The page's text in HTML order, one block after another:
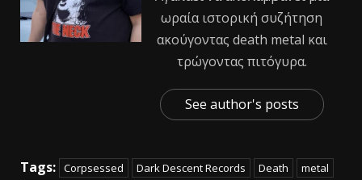
ωραία ιστορική συζήτηση
ακούγοντας death metal και
τρώγοντας πιτόγυρα.
See author's posts
Tags: Corpsessed Dark Descent Records Death
metal